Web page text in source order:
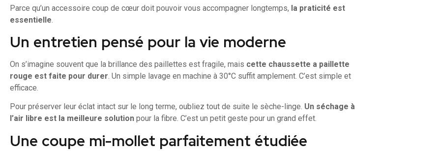
Parce qu’un accessoire coup de cœur doit pouvoir vous accompagner longtemps, la praticité est
essentielle
Un entretien pensé pour la vie moderne
On s’imagine souvent que la brillance des paillettes est fragile, mais cette chaussette a paillette
rouge est faite pour durer. Un simple lavage en machine à 30°C suffit amplement. C’est simple et
efficace.
Pour préserver leur éclat intact sur le long terme, oubliez tout de suite le sèche-linge. Un séchage à
l’air libre est la meilleure solution pour la fibre. C’est un petit geste pour un grand effet.
Une coupe mi-mollet parfaitement étudiée